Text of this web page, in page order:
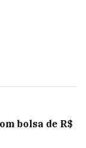
bolsa de R$